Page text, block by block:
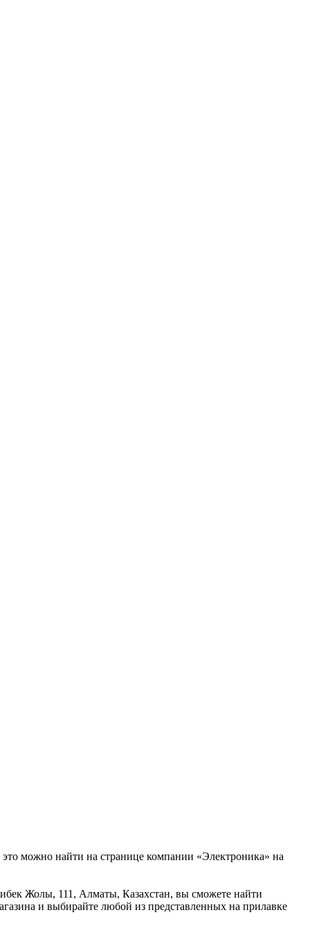
можно найти на странице компании «Электроника» на
Жолы, 111, Алматы, Казахстан, вы сможете найти
и выбирайте любой из представленных на прилавке